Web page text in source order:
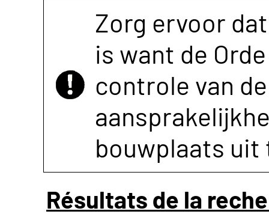
Zorg ervoor
is want de
controle van
bouwplaats uit
Résultats de la